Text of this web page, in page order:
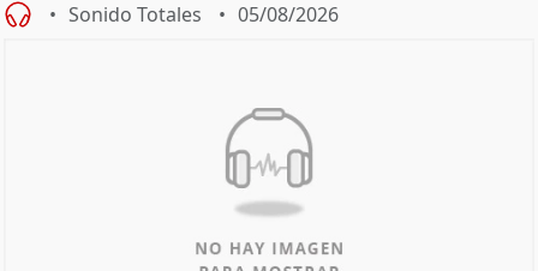
Sonido Totales 05/08/2026